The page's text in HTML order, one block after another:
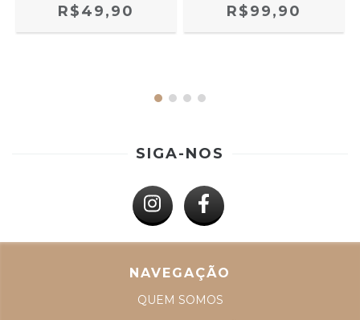
R$49,90 R$99,90
SIGA-NOS
NAVEGAÇÃO
QUEM SOMOS